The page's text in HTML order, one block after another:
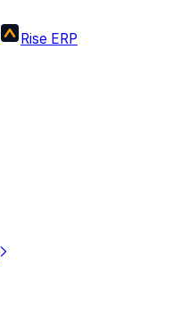
Rise ERP